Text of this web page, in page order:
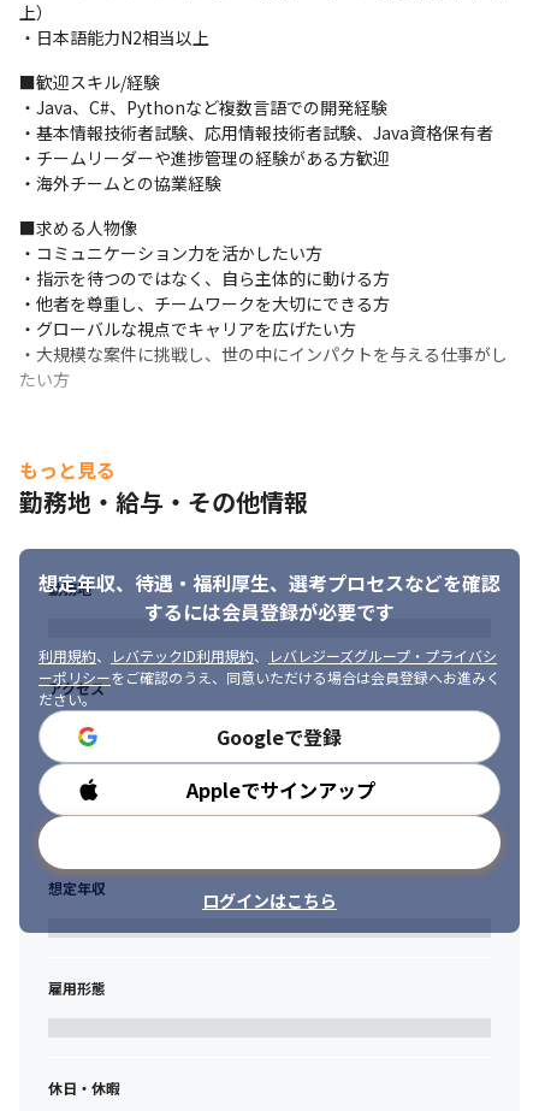
上）
・日本語能力N2相当以上
■歓迎スキル/経験
・Java、C#、Pythonなど複数言語での開発経験
・基本情報技術者試験、応用情報技術者試験、Java資格保有者
・チームリーダーや進捗管理の経験がある方歓迎
・海外チームとの協業経験
■求める人物像
・コミュニケーション力を活かしたい方
・指示を待つのではなく、自ら主体的に動ける方
・他者を尊重し、チームワークを大切にできる方
・グローバルな視点でキャリアを広げたい方
・大規模な案件に挑戦し、世の中にインパクトを与える仕事がし
たい方
もっと見る
勤務地・給与・その他情報
想定年収、待遇・福利厚生、 選考プロセスなどを確認
するには会員登録が必要です
利用規約、 レバテックID利用規約、
レバレジーズグループ・プライバシ
ーポリシーをご確認のうえ、同意いただける場合は会員登録へお進みく
ださい。
Googleで登録
Appleでサインアップ
ログインはこちら
勤務地
アクセス
勤務時間
想定年収
雇用形態
休日・休暇